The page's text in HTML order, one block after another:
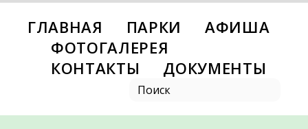
ГЛАВНАЯ ПАРКИ
АФИША
ФОТОГАЛЕРЕЯ
КОНТАКТЫ
ДОКУМЕНТЫ